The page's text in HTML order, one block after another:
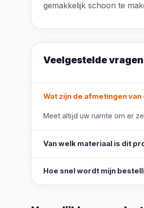
gemakkelijk schoon te
Veelgestelde vragen
Wat zijn de afmetingen
Meet altijd uw ruimte om er
Van welk materiaal is dit
Hoe snel wordt mijn